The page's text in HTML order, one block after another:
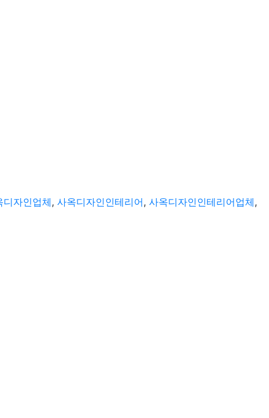
디자인업체, 사옥디자인인테리어, 사옥디자인인테리어업체,